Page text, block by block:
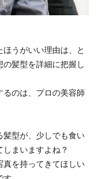
ほうがいい理由は、と
髪型を詳細に把握し
るのは、プロの美容師
髪型が、少しでも食い
まいますよね？
真を持ってきてほしい